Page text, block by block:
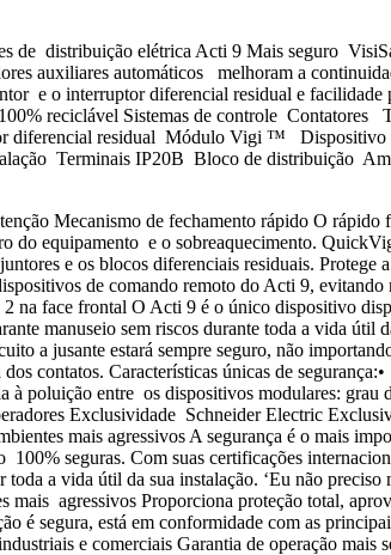
de distribuição elétrica Acti 9 Mais seguro
auxiliares automáticos melhoram a
e o interruptor diferencial residual e
reciclável Sistemas de controle
residual Módulo Vigi ™ Dispositivo
Terminais IP20B Bloco de distribuição
Mecanismo de fechamento rápido O
do equipamento e o sobreaquecimento.
e os blocos diferenciais residuais.
de comando remoto do Acti 9,
na face frontal O Acti 9 é o único dispositivo
manuseio sem riscos durante toda a vida útil
a jusante estará sempre seguro, não
contatos. Características únicas de
poluição entre os dispositivos modulares:
Exclusividade Schneider Electric
mais agressivos A segurança é o mais
seguras. Com suas certificações
a vida útil da sua instalação. ‘Eu não
mais agressivos Proporciona proteção total,
é segura, está em conformidade com as
e comerciais Garantia de operação